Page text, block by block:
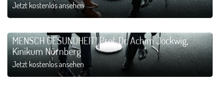
Jetzt kostenlos ansehen
MENSCH GESUNDHEIT! Prof. Dr. Achim Jockwig,
Kinikum Nürnberg
Jetzt kostenlos ansehen